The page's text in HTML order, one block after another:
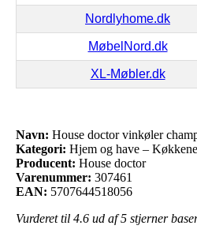
Nordlyhome.dk
MøbelNord.dk
XL-Møbler.dk
Navn: House doctor vinkøler
Kategori: Hjem og have –
Producent: House doctor
Varenummer: 307461
EAN: 5707644518056
Vurderet til 4.6 ud af 5 stjerner